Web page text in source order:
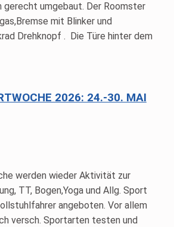
gerecht umgebaut. Der Roomster
mit Blinker und
Drehknopf . Die Türe hinter dem
2026: 24.-30. MAI
werden wieder Aktivität zur
TT, Bogen,Yoga und Allg. Sport
angeboten. Vor allem
versch. Sportarten testen und